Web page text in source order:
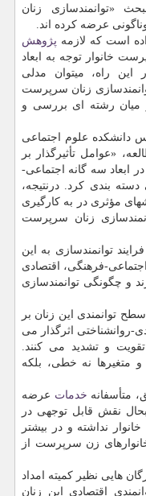
«توانمندسازی زنان
عرضه کرده اند.
است که لازمه پژوهش
خانوار توجه به ابعاد
این راه، میتوان مدلی
زنان سرپرست
میان رشته ای بررسی و
دانشکده علوم اجتماعی
«عوامل تأثیرگذار بر
ابعاد سه گانه اجتماعی-
بندی کرد. درنتیجه،
مؤثری در به کارگیری
زنان سرپرست
توانمندسازی به این
فرهنگی، اقتصادی
و چگونگی توانمندسازی
سطح توانمندی این زنان بر
روانشناختی اثرگذار می
و تشدید می کنند.
و متغیرها نه خطی، بلکه
متأسفانه خدمات عرضه
نقش قابل توجهی در
نداشته و در بیشتر
زن سرپرست از
هایی نظیر کمیته امداد
اقتصادی این زنان